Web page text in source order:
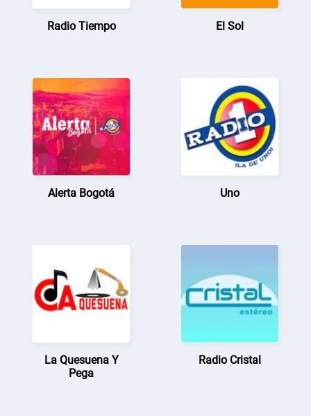
Radio Tiempo El Sol
Alerta Bogotá Uno
La Quesuena Y
Pega
Radio Cristal